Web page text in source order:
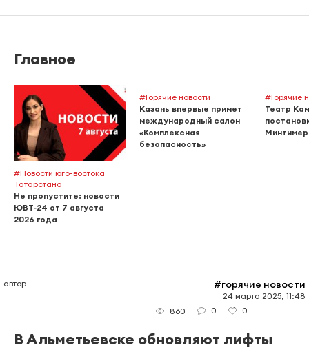
Главное
#Новости юго-востока
Татарстана
Не пропустите: новости
ЮВТ‑24 от 7 августа
2026 года
#Горячие новости
Казань впервые примет
международный салон
«Комплексная
безопасность»
#Горячие
Театр
автор #горячие новости
24 марта 2025, 11:48
860
0 0
В Альметьевске обновляют лифты